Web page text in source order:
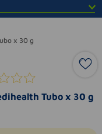
x 30 g
Tubo x 30 g